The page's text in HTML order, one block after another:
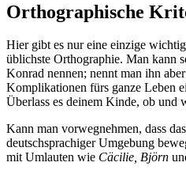
Orthographische
Hier gibt es nur eine einzige
üblichste Orthographie. Man kann
Konrad nennen; nennt man ihn
Komplikationen fürs ganze Leben
Überlass es deinem Kinde, ob und
Kann man vorwegnehmen, dass
deutschsprachiger Umgebung
mit Umlauten wie Cäcilie, Björn